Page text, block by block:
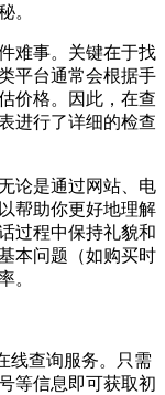
。
难事。关键在于找
平台通常会根据手
价格。因此，在查
进行了详细的检查
论是通过网站、电
帮助你更好地理解
过程中保持礼貌和
本问题（如购买时
。
线查询服务。只需
等信息即可获取初